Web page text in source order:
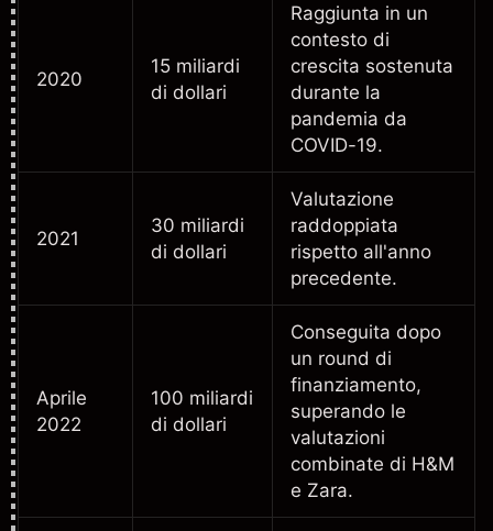
2020
15 miliardi
di dollari
Raggiunta in un
contesto di
crescita sostenuta
durante la
pandemia da
COVID-19.
2021
30 miliardi
di dollari
Valutazione
raddoppiata
rispetto all'anno
precedente.
Aprile
2022
100 miliardi
di dollari
Conseguita dopo
un round di
finanziamento,
superando le
valutazioni
combinate di H&M
e Zara.